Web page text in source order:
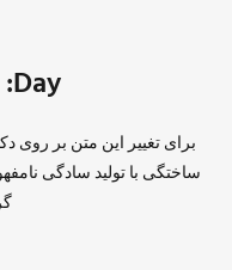
Day: تیر 11, 1394
برای تغییر این متن بر روی
ساختگی با تولید سادگی